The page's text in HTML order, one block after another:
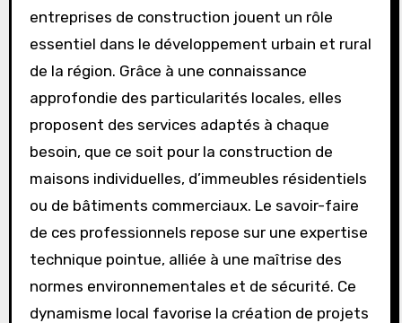
entreprises de construction jouent un rôle
essentiel dans le développement urbain et rural
de la région. Grâce à une connaissance
approfondie des particularités locales, elles
proposent des services adaptés à chaque
besoin, que ce soit pour la construction de
maisons individuelles, d’immeubles résidentiels
ou de bâtiments commerciaux. Le savoir-faire
de ces professionnels repose sur une expertise
technique pointue, alliée à une maîtrise des
normes environnementales et de sécurité. Ce
dynamisme local favorise la création de projets